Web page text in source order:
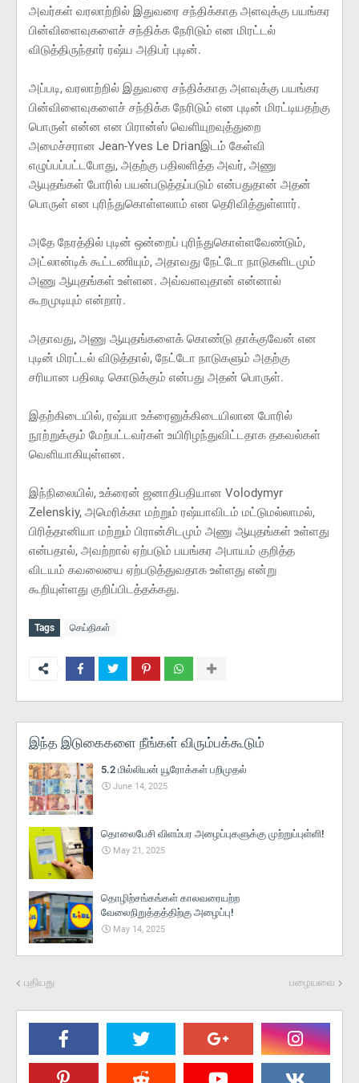
அவர்கள் வரலாற்றில் இதுவரை சந்திக்காத அளவுக்கு பயங்கர
பின்விளைவுகளைச் சந்திக்க நேரிடும் என மிரட்டல்
விடுத்திருந்தார் ரஷ்ய அதிபர் புடின்.
அப்படி, வரலாற்றில் இதுவரை சந்திக்காத அளவுக்கு பயங்கர
பின்விளைவுகளைச் சந்திக்க நேரிடும் என புடின் மிரட்டியதற்கு
பொருள் என்ன என பிரான்ஸ் வெளியுறவுத்துறை
அமைச்சரான Jean-Yves Le Drianஇடம் கேள்வி
எழுப்பப்பட்டபோது, அதற்கு பதிலளித்த அவர், அணு
ஆயுதங்கள் போரில் பயன்படுத்தப்படும் என்பதுதான் அதன்
பொருள் என புரிந்துகொள்ளலாம் என தெரிவித்துள்ளார்.
அதே நேரத்தில் புடின் ஒன்றைப் புரிந்துகொள்ளவேண்டும்,
அட்லான்டிக் கூட்டணியும், அதாவது நேட்டோ நாடுகளிடமும்
அணு ஆயுதங்கள் உள்ளன. அவ்வளவுதான் என்னால்
கூறமுடியும் என்றார்.
அதாவது, அணு ஆயுதங்களைக் கொண்டு தாக்குவேன் என
புடின் மிரட்டல் விடுத்தால், நேட்டோ நாடுகளும் அதற்கு
சரியான பதிலடி கொடுக்கும் என்பது அதன் பொருள்.
இதற்கிடையில், ரஷ்யா உக்ரைனுக்கிடையிலான போரில்
நூற்றுக்கும் மேற்பட்டவர்கள் உயிரிழந்துவிட்டதாக தகவல்கள்
வெளியாகியுள்ளன.
இந்நிலையில், உக்ரைன் ஜனாதிபதியான Volodymyr
Zelenskiy, அமெரிக்கா மற்றும் ரஷ்யாவிடம் மட்டுமல்லாமல்,
பிரித்தானியா மற்றும் பிரான்சிடமும் அணு ஆயுதங்கள் உள்ளது
என்பதால், அவற்றால் ஏற்படும் பயங்கர அபாயம் குறித்த
விடயம் கவலையை ஏற்படுத்துவதாக உள்ளது என்று
கூறியுள்ளது குறிப்பிடத்தக்கது.
Tags செய்திகள்
இந்த இடுகைகளை நீங்கள் விரும்பக்கூடும்
5.2 மில்லியன் யூரோக்கள் பறிமுதல்
June 14, 2025
தொலைபேசி விளம்பர அழைப்புகளுக்கு முற்றுப்புள்ளி!
May 21, 2025
தொழிற்சங்கங்கள் காலவரையற்ற
வேலைநிறுத்தத்திற்கு அழைப்பு!
May 14, 2025
புதியது பழையவை